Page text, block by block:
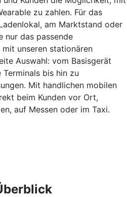
zu zahlen. Für das
am Marktstand oder
nur das passende
unseren stationären
Auswahl: vom Basisgerät
bis hin zu
Mit handlichen mobilen
beim Kunden vor Ort,
auf Messen oder im Taxi.